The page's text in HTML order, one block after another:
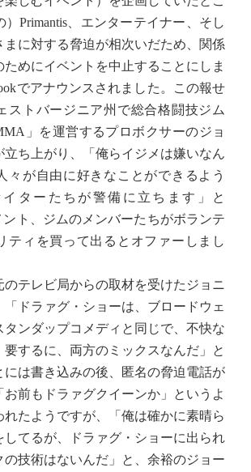
）Primantis、エンターテイナー、そし
まに対する脅迫が相次いだため、関係
めにイベントを中止することにしま
でアナウンスされました。この報せ
ストバージニア州で総合格闘技ジム
」を運営するプロボクサーのジョ
立ち上がり、「俺らイジメは嫌いなん
々が自由に好きなことができるよう
ターたちが警備に立ちます」と
ント、ジムのメンバーたちがボランテ
ティを買って出るとオファーしまし
テレビ局からの取材を受けたジョニ
「ドラァグ・ショーは、ブロードウェ
タンダップコメディと同じで、不快な
要するに、両方のミックスなんだ」と
には書き込みの後、匿名の脅迫電話が
前もドラァグクイーンか」というよ
れたようですが、「俺は確かに素晴ら
してるが、ドラァグ・ショーに出られ
の技術はないんだ」と、余裕のジョー